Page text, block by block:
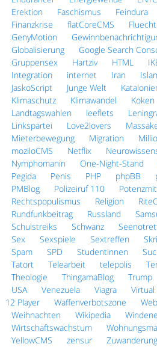
Erektion
Faschismus Feindura
Finanzkrise
flatCoreCMS
GenyMotion
Globalisierung
Google Search
Gruppensex
Hartziv HTML
Integration
internet Iran
JaskoScript
Junge Welt
Klimaschutz
Klimawandel Koken
Landtagswahlen
leeflets
Linkspartei
Love2lovers
Mieterbewegung
Migration
moziloCMS
Netflix
Nymphomanin
One-Night-Stand
Pegida
Penis PHP phpBB
PMBlog
Polizeiruf 110
Rechtspopulismus
Religion
Rundfunkbeitrag
Russland
Schulstreiks
Schwanz
Sex
Sexspiele Sextreffen
Spam
SPD Studentinnen
Tatort
Telearbeit telepolis
Theologie
ThingamaBlog Trump
USA
Venezuela Viagra Virtual
12 Player
Waffenverbotszone
Weihnachten
Wikipedia
Wirtschaftswachstum
YellowCMS
zensur Zuwanderung